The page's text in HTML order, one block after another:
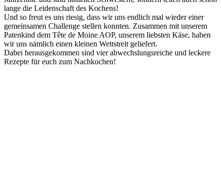
lan­ge die Lei­den­schaft des Kochens!
Und so freut es uns rie­sig, dass wir uns end­lich mal wie­der einer
gemein­sa­men Chall­enge stel­len konn­ten. Zusam­men mit unse­rem
Paten­kind dem Tête de Moi­ne AOP, unse­rem liebs­ten Käse, haben
wir uns näm­lich einen klei­nen Wett­streit geliefert.
Dabei her­aus­ge­kom­men sind vier abwechs­lungs­rei­che und lecke­re
Rezep­te für euch zum Nachkochen!